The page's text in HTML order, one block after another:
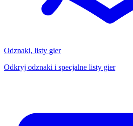
Odznaki, listy gier
Odkryj odznaki i specjalne listy gier